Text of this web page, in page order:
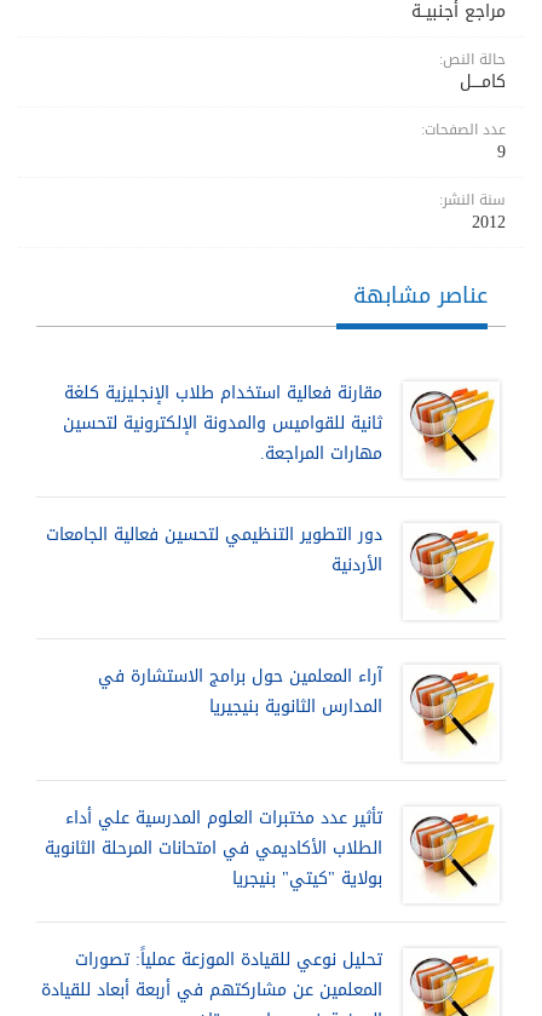
مراجع أجنبيــة
حالة النص:
كامــــل
عدد الصفحات:
9
سنة النشر:
2012
عناصر مشابهة
مقارنة فعالية استخدام طلاب الإنجليزية كلغة
ثانية للقواميس والمدونة الإلكترونية لتحسين
مهارات المراجعة.
دور التطوير التنظيمي لتحسين فعالية الجامعات
الأردنية
آراء المعلمين حول برامج الاستشارة في
المدارس الثانوية بنيجيريا
تأثير عدد مختبرات العلوم المدرسية علي أداء
الطلاب الأكاديمي في امتحانات المرحلة الثانوية
بولاية "كيتي" بنيجريا
تحليل نوعي للقيادة الموزعة عملياً: تصورات
المعلمين عن مشاركتهم في أربعة أبعاد للقيادة